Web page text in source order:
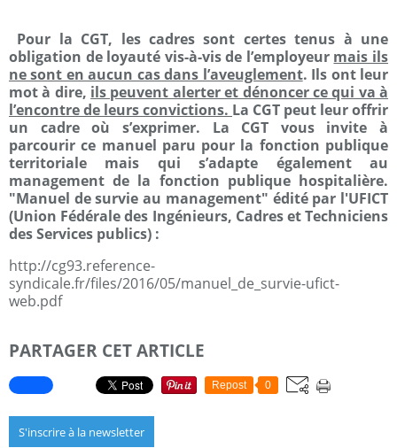
Pour la CGT, les cadres sont certes tenus à une
obligation de loyauté vis-à-vis de l’employeur mais ils
ne sont en aucun cas dans l’aveuglement. Ils ont leur
mot à dire, ils peuvent alerter et dénoncer ce qui va à
l’encontre de leurs convictions. La CGT peut leur offrir
un cadre où s’exprimer. La CGT vous invite à
parcourir ce manuel paru pour la fonction publique
territoriale mais qui s’adapte également au
management de la fonction publique hospitalière.
"Manuel de survie au management" édité par l'UFICT
(Union Fédérale des Ingénieurs, Cadres et Techniciens
des Services publics) :
http://cg93.reference-
syndicale.fr/files/2016/05/manuel_de_survie-ufict-
web.pdf
PARTAGER CET ARTICLE
Repost 0
S'inscrire à la newsletter